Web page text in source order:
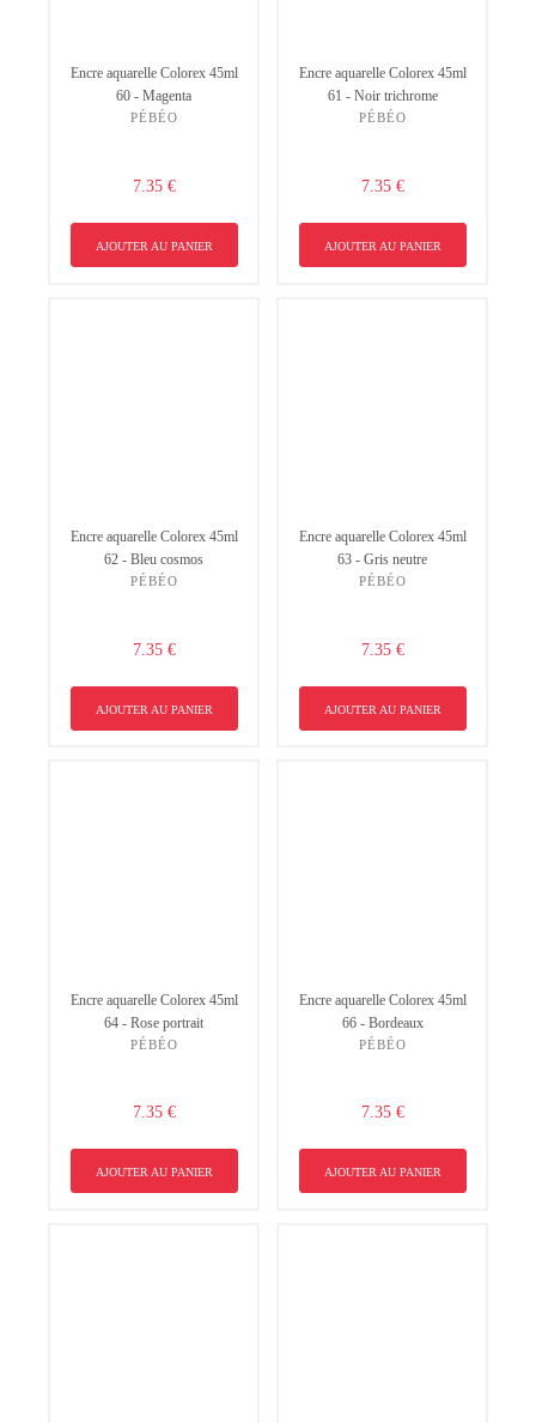
Encre aquarelle Colorex 45ml
60 - Magenta
PÉBÉO
7.35 €
AJOUTER AU PANIER
Encre aquarelle Colorex 45ml
61 - Noir trichrome
PÉBÉO
7.35 €
AJOUTER AU PANIER
Encre aquarelle Colorex 45ml
62 - Bleu cosmos
PÉBÉO
7.35 €
AJOUTER AU PANIER
Encre aquarelle Colorex 45ml
63 - Gris neutre
PÉBÉO
7.35 €
AJOUTER AU PANIER
Encre aquarelle Colorex 45ml
64 - Rose portrait
PÉBÉO
7.35 €
AJOUTER AU PANIER
Encre aquarelle Colorex 45ml
66 - Bordeaux
PÉBÉO
7.35 €
AJOUTER AU PANIER